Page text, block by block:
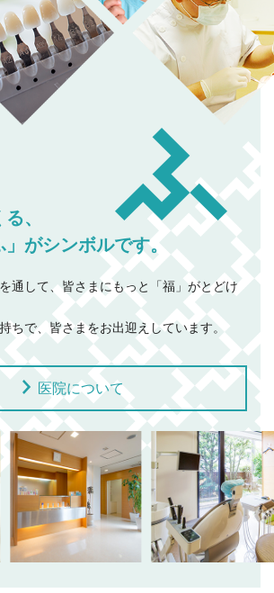
、
」がシンボルです。
通して、皆さまにもっと「福」がとどけ
ちで、皆さまをお出迎えしています。
医院について